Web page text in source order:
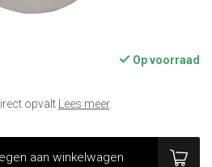
Op voorraad
opvalt Lees meer.
aan winkelwagen